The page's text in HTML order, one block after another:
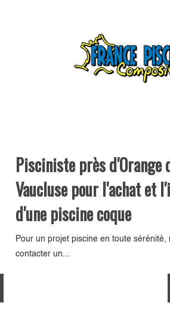
Pisciniste près d'Orange
Vaucluse pour l'achat et
d'une piscine coque
Pour un projet piscine en toute sérénité,
contacter un...